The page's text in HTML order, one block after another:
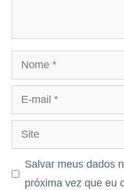
Nome
mail
Site
Salvar meus dados
próxima vez que eu